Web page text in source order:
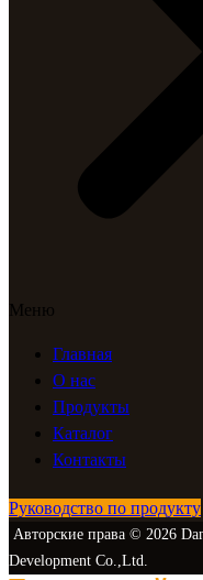
Меню
Главная
О нас
Продукты
Каталог
Контакты
Руководство по продукту
Авторские права © 2026
Development Co.,Ltd.